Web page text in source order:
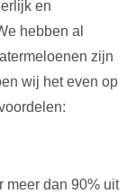
en
hebben al
zijn
wij het even op
meer dan 90% uit